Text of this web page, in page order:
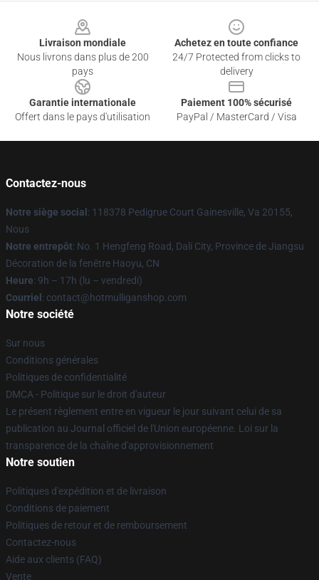
Livraison mondiale
Nous livrons dans plus de 200
pays
Achetez en toute confiance
24/7 Protected from clicks to
delivery
Garantie internationale
Offert dans le pays d'utilisation
Paiement 100% sécurisé
PayPal / MasterCard / Visa
Contactez-nous
Notre siège social : 118378 Pedigrue Court Gainesville, Va 20155,
Nous
Notre entrepôt: No. 1 Hengfeng Road, Dali City, Province de Jiangsu
Décoration de la fenêtre Haoyu, CN
Heure: 9h – 17h (lu – vendredi)
Courriel : contact@hotmulliganshop.com
Notre société
Sur nous
Conditions générales
Politiques de confidentialité
DMCA - Politique sur le droit d'auteur
Le présent règlement entre en vigueur le jour suivant celui de sa
publication au Journal officiel de l'Union européenne. Loi sur la
transparence de la chaîne d'approvisionnement
Notre soutien
Politiques d'expédition et de livraison
Conditions de paiement
Politiques de retour et de remboursement
Contactez-nous
Aide aux clients (FAQ)
Vente